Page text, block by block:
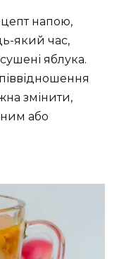
напою,
який час,
яблука.
змінити,
або